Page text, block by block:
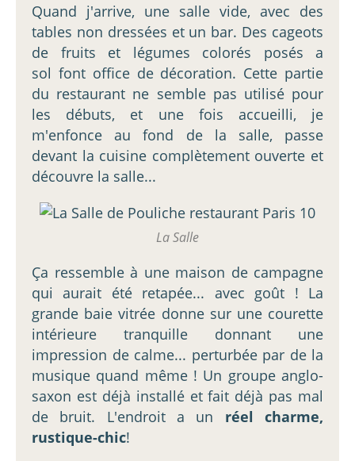
Quand j'arrive, une salle vide, avec des
tables non dressées et un bar. Des cageots
de fruits et légumes colorés posés a
sol font office de décoration. Cette partie
du restaurant ne semble pas utilisé pour
les débuts, et une fois accueilli, je
m'enfonce au fond de la salle, passe
devant la cuisine complètement ouverte et
découvre la salle...
La Salle
Ça ressemble à une maison de campagne
qui aurait été retapée... avec goût ! La
grande baie vitrée donne sur une courette
intérieure tranquille donnant une
impression de calme... perturbée par de la
musique quand même ! Un groupe anglo-
saxon est déjà installé et fait déjà pas mal
de bruit. L'endroit a un réel charme,
rustique-chic!